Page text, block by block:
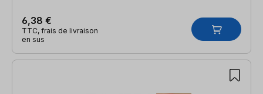
6,38 €
TTC, frais de livraison
en sus